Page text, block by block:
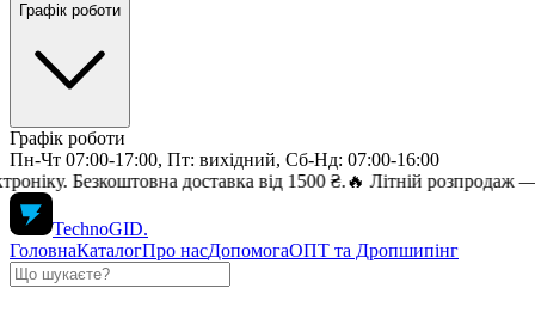
Графік роботи
Графік роботи
Пн-Чт 07:00-17:00, Пт: вихідний, Сб-Нд: 07:00-16:00
Безкоштовна доставка від 1500 ₴.🔥 Літній розпродаж —
TechnoGID.
ГоловнаКаталогПро насДопомогаОПТ та Дропшипінг